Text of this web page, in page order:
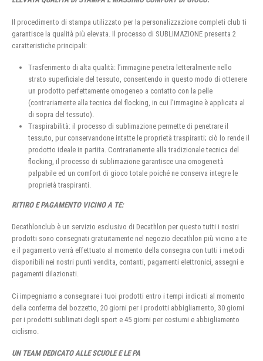
Il procedimento di stampa utilizzato per la personalizzazione completi club ti
garantisce la qualità più elevata. Il processo di SUBLIMAZIONE presenta 2
caratteristiche principali:
Trasferimento di alta qualità: l’immagine penetra letteralmente nello
strato superficiale del tessuto, consentendo in questo modo di ottenere
un prodotto perfettamente omogeneo a contatto con la pelle
(contrariamente alla tecnica del flocking, in cui l’immagine è applicata al
di sopra del tessuto).
Traspirabilità: il processo di sublimazione permette di penetrare il
tessuto, pur conservandone intatte le proprietà traspiranti; ciò lo rende il
prodotto ideale in partita. Contrariamente alla tradizionale tecnica del
flocking, il processo di sublimazione garantisce una omogeneità
palpabile ed un comfort di gioco totale poiché ne conserva integre le
proprietà traspiranti.
RITIRO E PAGAMENTO VICINO A TE:
Decathlonclub è un servizio esclusivo di Decathlon per questo tutti i nostri
prodotti sono consegnati gratuitamente nel negozio decathlon più vicino a te
e il pagamento verrà effettuato al momento della consegna con tutti i metodi
disponibili nei nostri punti vendita, contanti, pagamenti elettronici, assegni e
pagamenti dilazionati.
Ci impegniamo a consegnare i tuoi prodotti entro i tempi indicati al momento
della conferma del bozzetto, 20 giorni per i prodotti abbigliamento, 30 giorni
per i prodotti sublimati degli sport e 45 giorni per costumi e abbigliamento
ciclismo.
UN TEAM DEDICATO ALLE SCUOLE E LE PA